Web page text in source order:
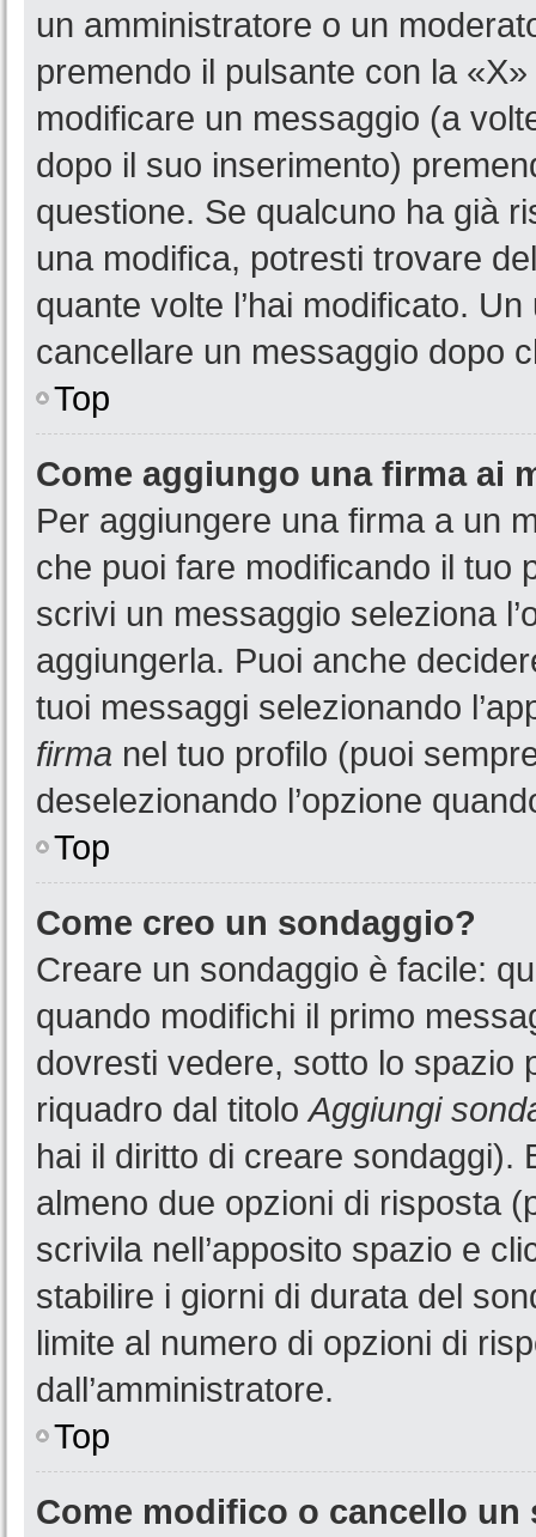
un amministratore o un
premendo il pulsante con la
modificare un messaggio (a
dopo il suo inserimento)
questione. Se qualcuno ha già
una modifica, potresti trovare
quante volte l’hai modificato.
cancellare un messaggio dopo
Top
Come aggiungo una firma ai
Per aggiungere una firma a un
che puoi fare modificando il tuo
scrivi un messaggio seleziona
aggiungerla. Puoi anche
tuoi messaggi selezionando
firma nel tuo profilo (puoi
deselezionando l’opzione
Top
Come creo un sondaggio?
Creare un sondaggio è facile:
quando modifichi il primo
dovresti vedere, sotto lo spazio
riquadro dal titoloAggiungi
hai il diritto di creare sondaggi).
almeno due opzioni di risposta
scrivila nell’apposito spazio e
stabilire i giorni di durata del
limite al numero di opzioni di
dall’amministratore.
Top
Come modifico o cancello un